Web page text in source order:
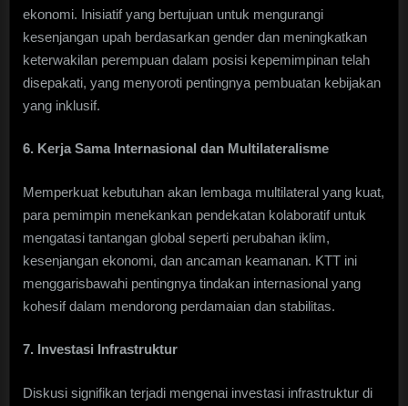
ekonomi. Inisiatif yang bertujuan untuk mengurangi
kesenjangan upah berdasarkan gender dan meningkatkan
keterwakilan perempuan dalam posisi kepemimpinan telah
disepakati, yang menyoroti pentingnya pembuatan kebijakan
yang inklusif.
6. Kerja Sama Internasional dan Multilateralisme
Memperkuat kebutuhan akan lembaga multilateral yang kuat,
para pemimpin menekankan pendekatan kolaboratif untuk
mengatasi tantangan global seperti perubahan iklim,
kesenjangan ekonomi, dan ancaman keamanan. KTT ini
menggarisbawahi pentingnya tindakan internasional yang
kohesif dalam mendorong perdamaian dan stabilitas.
7. Investasi Infrastruktur
Diskusi signifikan terjadi mengenai investasi infrastruktur di